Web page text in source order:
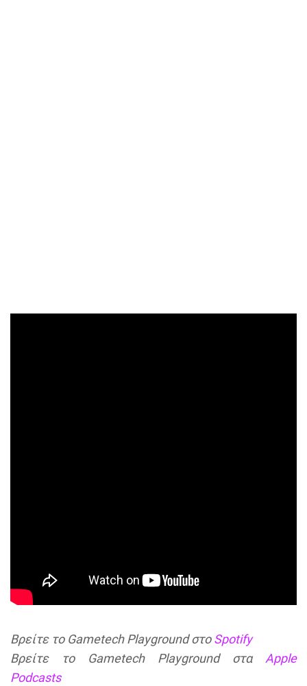
Βρείτε το Gametech Playground στοSpotify
Βρείτε το Gametech Playground στα Apple
Podcasts